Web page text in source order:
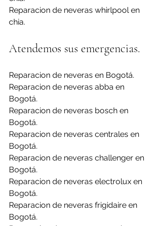
Reparacion de neveras whirlpool en
chia.
Atendemos sus emergencias.
Reparacion de neveras en Bogotá.
Reparacion de neveras abba en
Bogotá.
Reparacion de neveras bosch en
Bogotá.
Reparacion de neveras centrales en
Bogotá.
Reparacion de neveras challenger en
Bogotá.
Reparacion de neveras electrolux en
Bogotá.
Reparacion de neveras frigidaire en
Bogotá.